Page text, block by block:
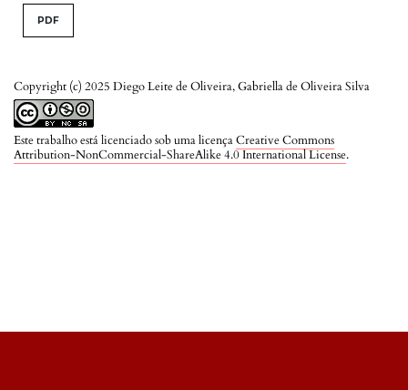
Copyright (c) 2025 Diego Leite de Oliveira, Gabriella de Oliveira Silva
Este trabalho está licenciado sob uma licençaCreative Commons
Attribution-NonCommercial-ShareAlike 4.0 International License.
PDF